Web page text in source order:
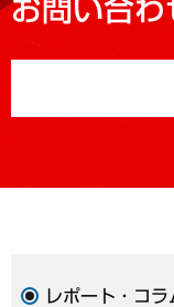
お問い合わ
レポート・コ